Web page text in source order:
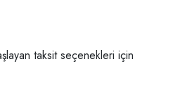
taksit seçenekleri için